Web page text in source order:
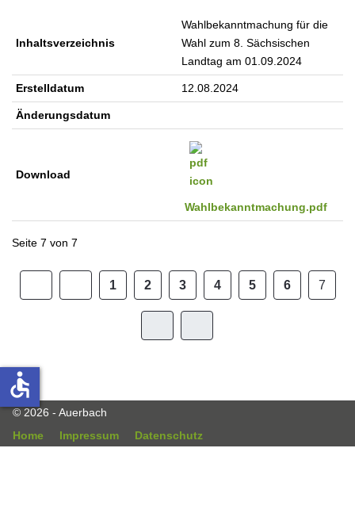
Inhaltsverzeichnis
Wahlbekanntmachung für die
Wahl zum 8. Sächsischen
Landtag am 01.09.2024
Erstelldatum 12.08.2024
Änderungsdatum
Download
Wahlbekanntmachung.pdf
Seite 7 von 7
1 2 3 4 5 6 7
© 2026 - Auerbach
Home
Impressum Datenschutz
accessible